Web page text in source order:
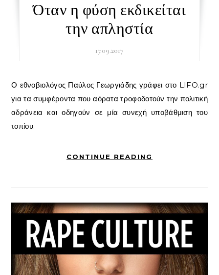
Όταν η φύση εκδικείται
την απληστία
17.09.2017
Ο εθνοβιολόγος Παύλος Γεωργιάδης γράφει στο LIFO.gr
για τα συμφέροντα που αόρατα τροφοδοτούν την πολιτική
αδράνεια και οδηγούν σε μία συνεχή υποβάθμιση του
τοπίου.
CONTINUE READING